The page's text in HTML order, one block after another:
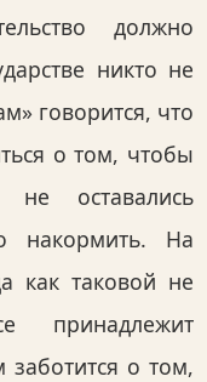
должно
никто не
говорится, что
о том, чтобы
оставались
накормить. На
как таковой не
принадлежит
о том,